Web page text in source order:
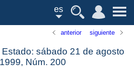
es
anterior siguiente
sábado 21 de agosto
Núm. 200